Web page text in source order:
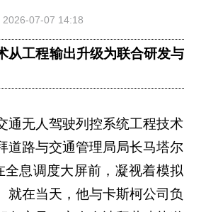
2026-07-07 14:18
从工程输出升级为联合研发与
通无人驾驶列控系统工程技术
道路与交通管理局局长马塔尔
全息调度大屏前，凝视着模拟
就在当天，他与卡斯柯公司负